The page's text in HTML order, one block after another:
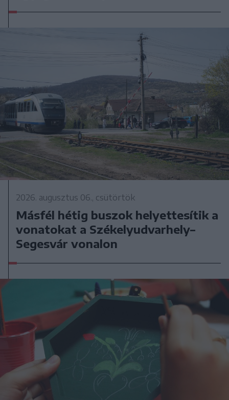
2026. augusztus 06., csütörtök
Másfél hétig buszok helyettesítik a
vonatokat a Székelyudvarhely–
Segesvár vonalon